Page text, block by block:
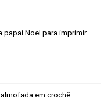
papai Noel para imprimir
em crochê